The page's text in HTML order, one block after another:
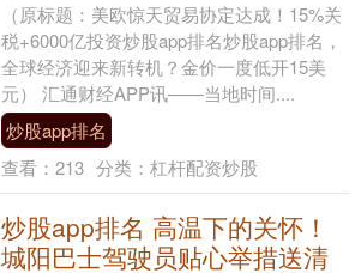
（原标题：美欧惊天贸易协定达成！15%关
税+6000亿投资炒股app排名炒股app排名，
全球经济迎来新转机？金价一度低开15美
元） 汇通财经APP讯——当地时间....
炒股app排名
查看： 213 分类： 杠杆配资炒股
炒股app排名 高温下的关怀！
城阳巴士驾驶员贴心举措送清